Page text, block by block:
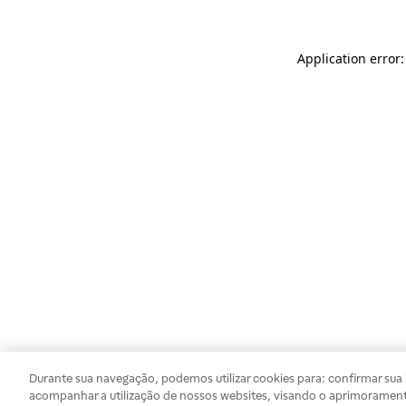
Application
Durante sua navegação, podemos utilizar cookies para: confirmar
acompanhar a utilização de nossos websites, visando o